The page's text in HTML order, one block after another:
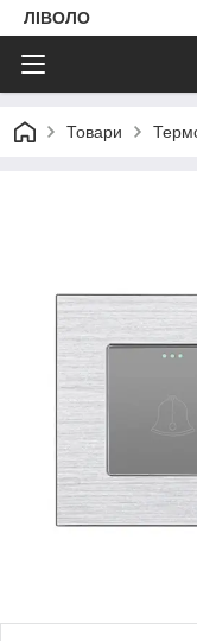
ЛІВОЛО
Товари